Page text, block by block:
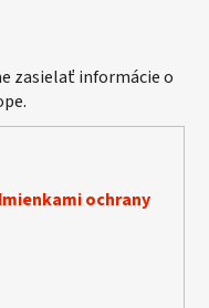
zasielať informácie o
ochrany